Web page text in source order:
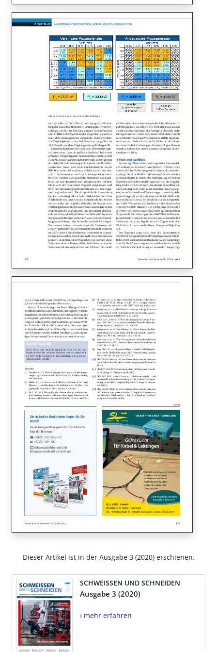
Dieser Artikel ist in der Ausgabe 3 (2020) erschienen.
SCHWEISSEN UND SCHNEIDEN
Ausgabe 3 (2020)
› mehr erfahren